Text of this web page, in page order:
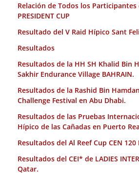
Relación de Todos los Participantes
PRESIDENT CUP
Resultado del V Raid Hípico Sant
Resultados
Resultados de la HH SH Khalid Bin
Sakhir Endurance Village BAHRAIN.
Resultados de la Rashid Bin
Challenge Festival en Abu Dhabi.
Resultados de las Pruebas
Hípico de las Cañadas en Puerto
Resultados del Al Reef Cup CEN
Resultados del CEI* de LADIES
Qatar.